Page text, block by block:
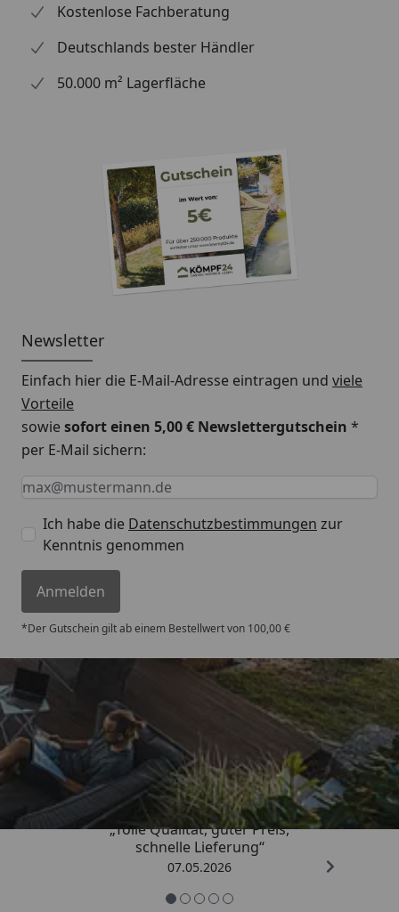
Kostenlose Fachberatung
Deutschlands bester Händler
50.000 m² Lagerfläche
Newsletter
Einfach hier die E-Mail-Adresse eintragen und viele
Vorteile
sowiesofort einen 5,00 € Newslettergutschein *
per E-Mail sichern:
Keine Eingabe erforderlich
Eingabe erforderlich
E-Mail *
Ich habe die Datenschutzbestimmungen zur
Kenntnis genommen
Anmelden
*Der Gutschein gilt ab einem Bestellwert von 100,00 €
Trusted Shops
4,67/ 5
„Tolle Qualität, guter Preis,
schnelle Lieferung“
07.05.2026